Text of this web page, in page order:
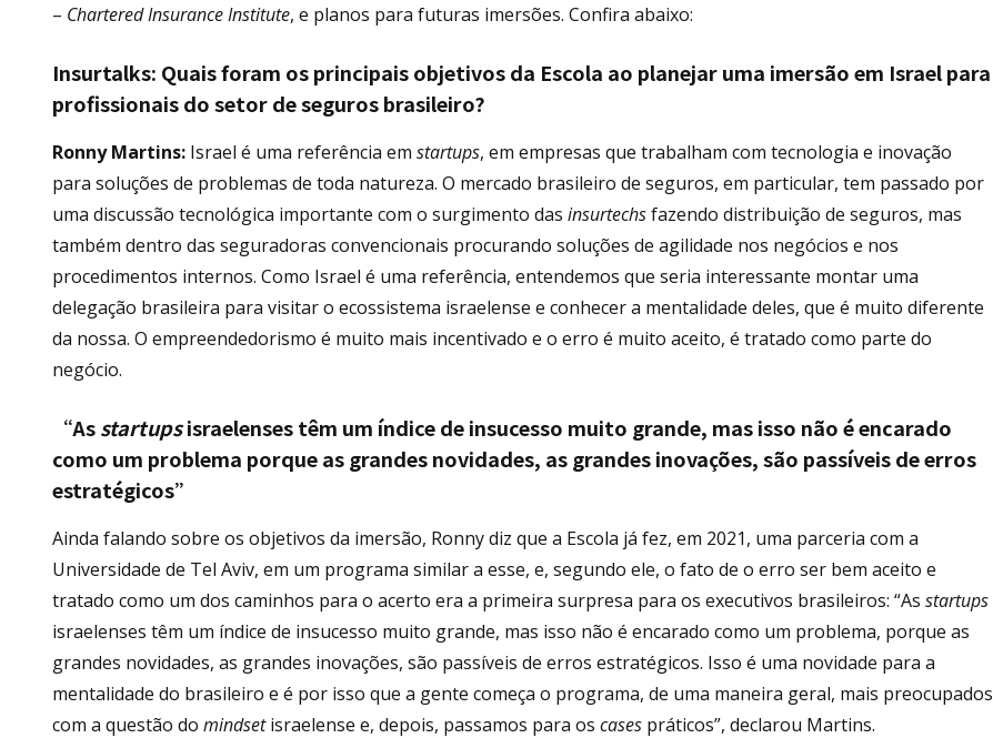
– Chartered Insurance Institute, e planos para futuras imersões. Confira abaixo:
Insurtalks: Quais foram os principais objetivos da Escola ao planejar uma imersão em Israel para
profissionais do setor de seguros brasileiro?
Ronny Martins: Israel é uma referência em startups, em empresas que trabalham com tecnologia e inovação
para soluções de problemas de toda natureza. O mercado brasileiro de seguros, em particular, tem passado por
uma discussão tecnológica importante com o surgimento das insurtechsfazendo distribuição de seguros, mas
também dentro das seguradoras convencionais procurando soluções de agilidade nos negócios e nos
procedimentos internos. Como Israel é uma referência, entendemos que seria interessante montar uma
delegação brasileira para visitar o ecossistema israelense e conhecer a mentalidade deles, que é muito diferente
da nossa. O empreendedorismo é muito mais incentivado e o erro é muito aceito, é tratado como parte do
negócio.
“Asstartupsisraelenses têm um índice de insucesso muito grande, mas isso não é encarado
como um problema porque as grandes novidades, as grandes inovações, são passíveis de erros
estratégicos”
Ainda falando sobre os objetivos da imersão, Ronny diz que a Escola já fez, em 2021, uma parceria com a
Universidade de Tel Aviv, em um programa similar a esse, e, segundo ele, o fato de o erro ser bem aceito e
tratado como um dos caminhos para o acerto era a primeira surpresa para os executivos brasileiros: “As startups
israelenses têm um índice de insucesso muito grande, mas isso não é encarado como um problema, porque as
grandes novidades, as grandes inovações, são passíveis de erros estratégicos. Isso é uma novidade para a
mentalidade do brasileiro e é por isso que a gente começa o programa, de uma maneira geral, mais preocupados
com a questão do mindsetisraelense e, depois, passamos para os cases práticos”, declarou Martins.